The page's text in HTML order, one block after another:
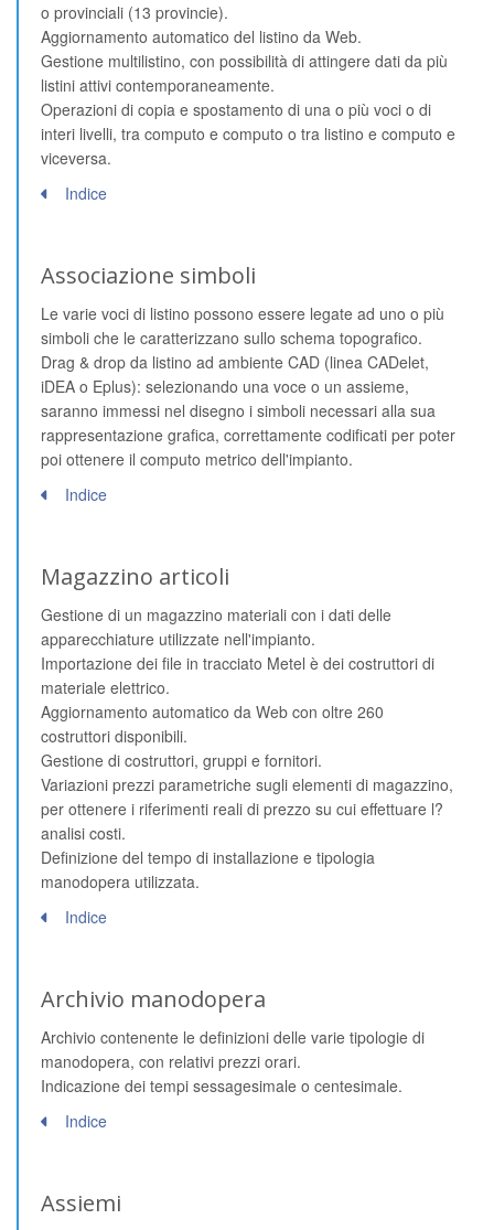
o provinciali (13 provincie).
Aggiornamento automatico del listino da Web.
Gestione multilistino, con possibilità di attingere dati da più
listini attivi contemporaneamente.
Operazioni di copia e spostamento di una o più voci o di
interi livelli, tra computo e computo o tra listino e computo e
viceversa.
Indice
Associazione simboli
Le varie voci di listino possono essere legate ad uno o più
simboli che le caratterizzano sullo schema topografico.
Drag & drop da listino ad ambiente CAD (linea CADelet,
iDEA o Eplus): selezionando una voce o un assieme,
saranno immessi nel disegno i simboli necessari alla sua
rappresentazione grafica, correttamente codificati per poter
poi ottenere il computo metrico dell'impianto.
Indice
Magazzino articoli
Gestione di un magazzino materiali con i dati delle
apparecchiature utilizzate nell'impianto.
Importazione dei file in tracciato Metel è dei costruttori di
materiale elettrico.
Aggiornamento automatico da Web con oltre 260
costruttori disponibili.
Gestione di costruttori, gruppi e fornitori.
Variazioni prezzi parametriche sugli elementi di magazzino,
per ottenere i riferimenti reali di prezzo su cui effettuare l?
analisi costi.
Definizione del tempo di installazione e tipologia
manodopera utilizzata.
Indice
Archivio manodopera
Archivio contenente le definizioni delle varie tipologie di
manodopera, con relativi prezzi orari.
Indicazione dei tempi sessagesimale o centesimale.
Indice
Assiemi